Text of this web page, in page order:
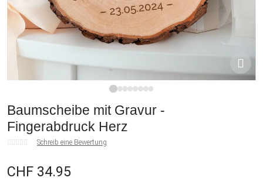
Baumscheibe mit Gravur -
Fingerabdruck Herz
Schreib eine Bewertung
CHF 34.95